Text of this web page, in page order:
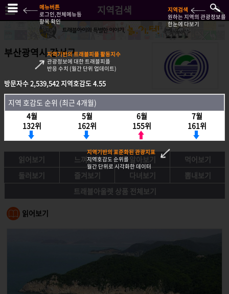
지역검색
부산광역시 강서구
방문자수2,539,542지역호감도4.55
지역호감도 순위 (최근 4개월)
4월
132위
5월
162위
6월
155위
7월
161위
읽어보기 느껴보기 알아보기
먹어보기
둘러보기
즐겨보기 다녀보기
뽐내보기
트래블아울렛 상품 전체보기
읽어보기
방문자수2,539,542지역호감도4.55
지역 호감도 순위 (최근 4개월)
4월
132위
5월
162위
6월
155위
7월
161위
메뉴버튼
로그인,전체메뉴등
항목 확인
지역검색
원하는 지역의 관광정보를
한눈에 다보기
지역기반의 트래블피플 활동지수
관광정보에 대한 트래블피플
반응 수치 (월간 단위 업데이트)
지역기반의 표준화된 관광지표
지역호감도 순위를
월간 단위로 시각화한 데이터